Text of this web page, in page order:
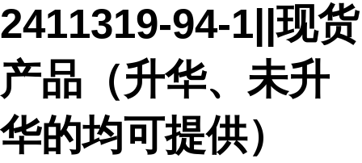
2411319-94-1||现货
产品（升华、未升
华的均可提供）